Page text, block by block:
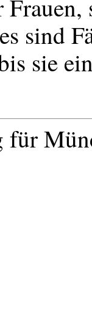
sind
sie
für